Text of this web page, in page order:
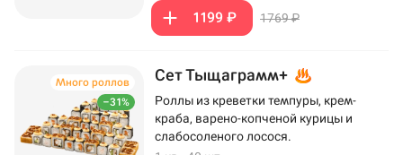
1199 ₽ 1769 ₽
–31%
Много роллов Сет Тыщаграмм+
Роллы из креветки темпуры, крем-
краба, варено-копченой курицы и
слабосоленого лосося.